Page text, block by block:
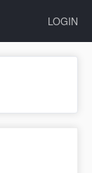
LOGIN